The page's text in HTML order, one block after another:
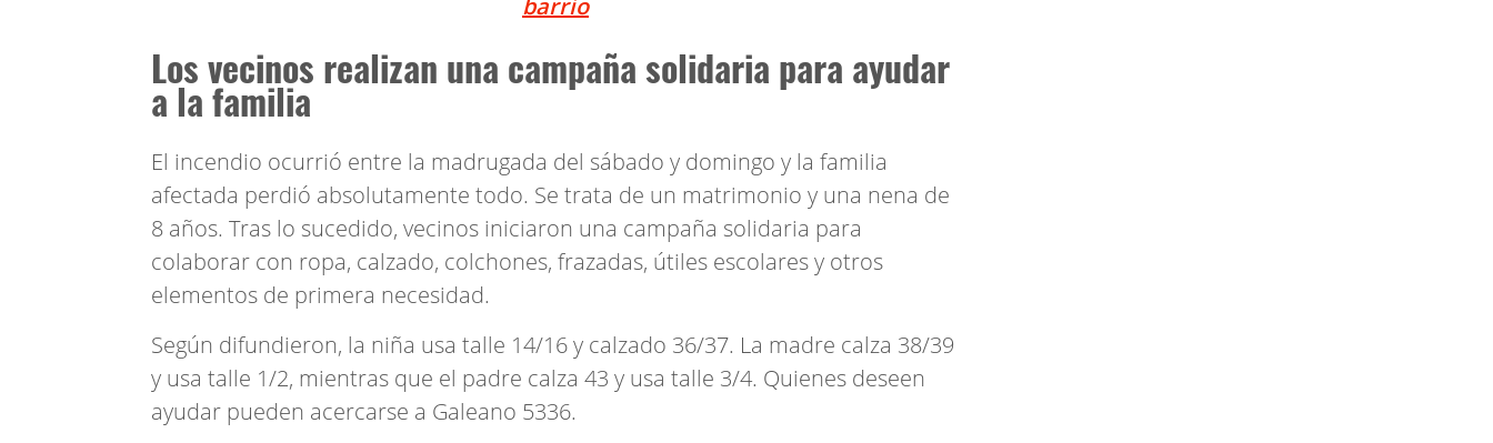
barrio
Los vecinos realizan una campaña solidaria para ayudar
a la familia
El incendio ocurrió entre la madrugada del sábado y domingo y la familia
afectada perdió absolutamente todo. Se trata de un matrimonio y una nena de
8 años. Tras lo sucedido, vecinos iniciaron una campaña solidaria para
colaborar con ropa, calzado, colchones, frazadas, útiles escolares y otros
elementos de primera necesidad.
Según difundieron, la niña usa talle 14/16 y calzado 36/37. La madre calza 38/39
y usa talle 1/2, mientras que el padre calza 43 y usa talle 3/4. Quienes deseen
ayudar pueden acercarse a Galeano 5336.